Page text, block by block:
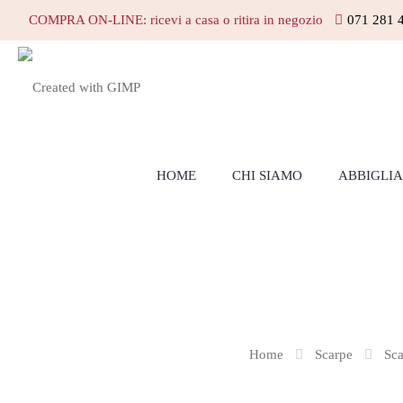
COMPRA ON-LINE: ricevi a casa o ritira in negozio 071 281
HOME CHI SIAMO
Home Scarpe